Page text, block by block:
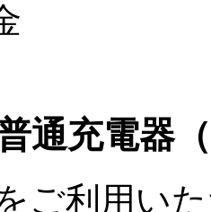
通充電器
ご利用い